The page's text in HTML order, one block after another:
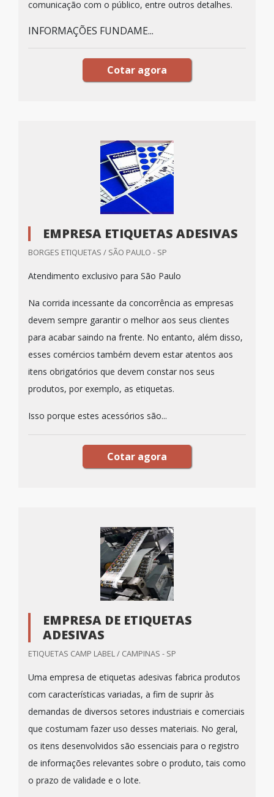
comunicação com o público, entre outros detalhes.
INFORMAÇÕES FUNDAME...
Cotar agora
EMPRESA ETIQUETAS ADESIVAS
BORGES ETIQUETAS / SÃO PAULO - SP
Atendimento exclusivo para São Paulo
Na corrida incessante da concorrência as empresas
devem sempre garantir o melhor aos seus clientes
para acabar saindo na frente. No entanto, além disso,
esses comércios também devem estar atentos aos
itens obrigatórios que devem constar nos seus
produtos, por exemplo, as etiquetas.
Isso porque estes acessórios são...
Cotar agora
EMPRESA DE ETIQUETAS
ADESIVAS
ETIQUETAS CAMP LABEL / CAMPINAS - SP
Uma empresa de etiquetas adesivas fabrica produtos
com características variadas, a fim de suprir às
demandas de diversos setores industriais e comerciais
que costumam fazer uso desses materiais. No geral,
os itens desenvolvidos são essenciais para o registro
de informações relevantes sobre o produto, tais como
o prazo de validade e o lote.